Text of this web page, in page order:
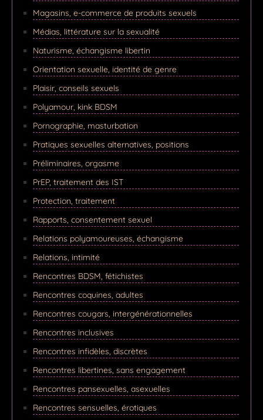
Magasins, e-commerce de produits sexuels
Médias, littérature sur la sexualité
Naturisme, échangisme libertin
Orientation sexuelle, identité de genre
Plaisir, conseils sexuels
Polyamour, kink BDSM
Pornographie, masturbation
Pratiques sexuelles alternatives, positions
Préliminaires, orgasme
PrEP, traitement des IST
Protection, traitement
Rapports, consentement sexuel
Relations polyamoureuses, échangisme
Relations, intimité
Rencontres BDSM, fétichistes
Rencontres coquines, adultes
Rencontres cougars, intergénérationnelles
Rencontres inclusives
Rencontres infidèles, discrètes
Rencontres libertines, sans engagement
Rencontres pansexuelles, asexuelles
Rencontres sensuelles, érotiques